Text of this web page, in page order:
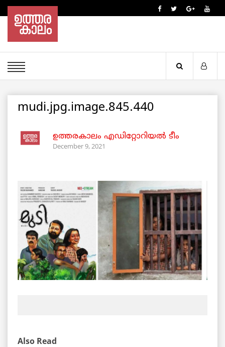
mudi.jpg.image.845.440
ഉത്തരകാലം എഡിറ്റോറിയല്‍ ടീം
December 9, 2021
Also Read